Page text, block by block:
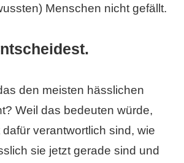
Menschen nicht gefällt.
den meisten hässlichen
Weil das bedeuten würde,
verantwortlich sind, wie
sie jetzt gerade sind und